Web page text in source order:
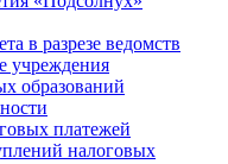
в разрезе ведомств
учреждения
образований
платежей
налоговых